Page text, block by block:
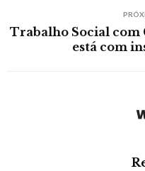
Trabalho Social com
está com